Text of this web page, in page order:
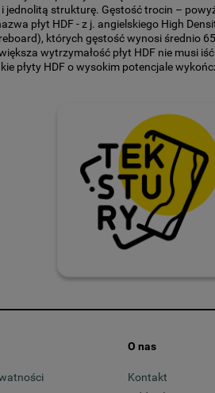
jednolitą strukturę. Gęstość trocin –
płyt HDF - z j. angielskiego High
których gęstość wynosi średnio
wytrzymałość płyt HDF nie musi
płyty HDF o wysokim potencjale
może być poddawana obróbce, co
Płyta HDF na wymiar może
paneli czy lameli ściennych, które będą
strukturę drewna czy kamienia
swoich marzeń. Płyta HDF na wymiar
co pozwala na wytłumienie
uszkodzonych mebli. Płyta HDF może
O nas
Kontakt